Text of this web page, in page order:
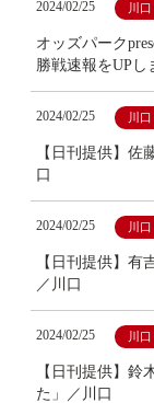
2024/02/25 川口
オッズパーク
勝戦速報をUPし
2024/02/25 川口
【日刊提供】佐
口
2024/02/25 川口
【日刊提供】有
／川口
2024/02/25 川口
【日刊提供】鈴
た」／川口